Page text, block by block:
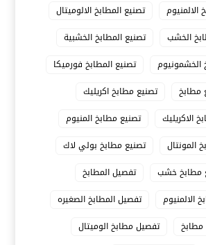
الالمنيوم
تصنيع المطابخ الالوميتال
الخشب
تصنيع المطابخ الخشبية
الخشمونيوم
تصنيع المطابخ فورميكا
مطابخ
تصنيع مطابخ اكريليك
الاكريليك
تصنيع مطابخ المنيوم
المونتال
تصنيع مطابخ بولي لاك
مطابخ خشب
تفصيل المطابخ
الالمنيوم
تفصيل المطابخ الصغيره
تفصيل مطابخ الوميتال